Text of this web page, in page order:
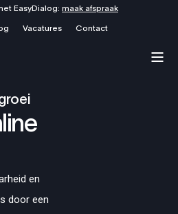
EasyDialog: maak afspraak
Vacatures Contact
en
door een